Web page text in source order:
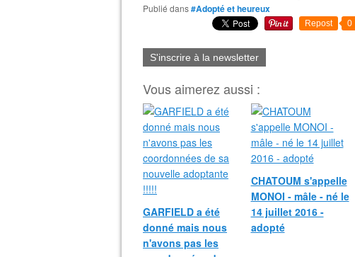
Publié dans#Adopté et heureux
Repost 0
S'inscrire à la newsletter
Vous aimerez aussi :
GARFIELD a été
donné mais nous
n'avons pas les
CHATOUM s'appelle
MONOI - mâle - né le
14 juillet 2016 -
adopté